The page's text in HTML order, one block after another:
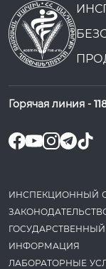
Горячая линия -
ИНСПЕКЦИОННЫЙ
ИНФОРМАЦИЯ
ЛАБОРАТОРНЫЕ